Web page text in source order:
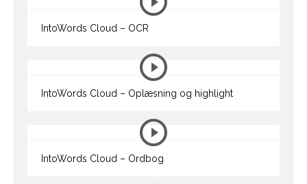
IntoWords Cloud – OCR
IntoWords Cloud – Oplæsning og highlight
IntoWords Cloud – Ordbog